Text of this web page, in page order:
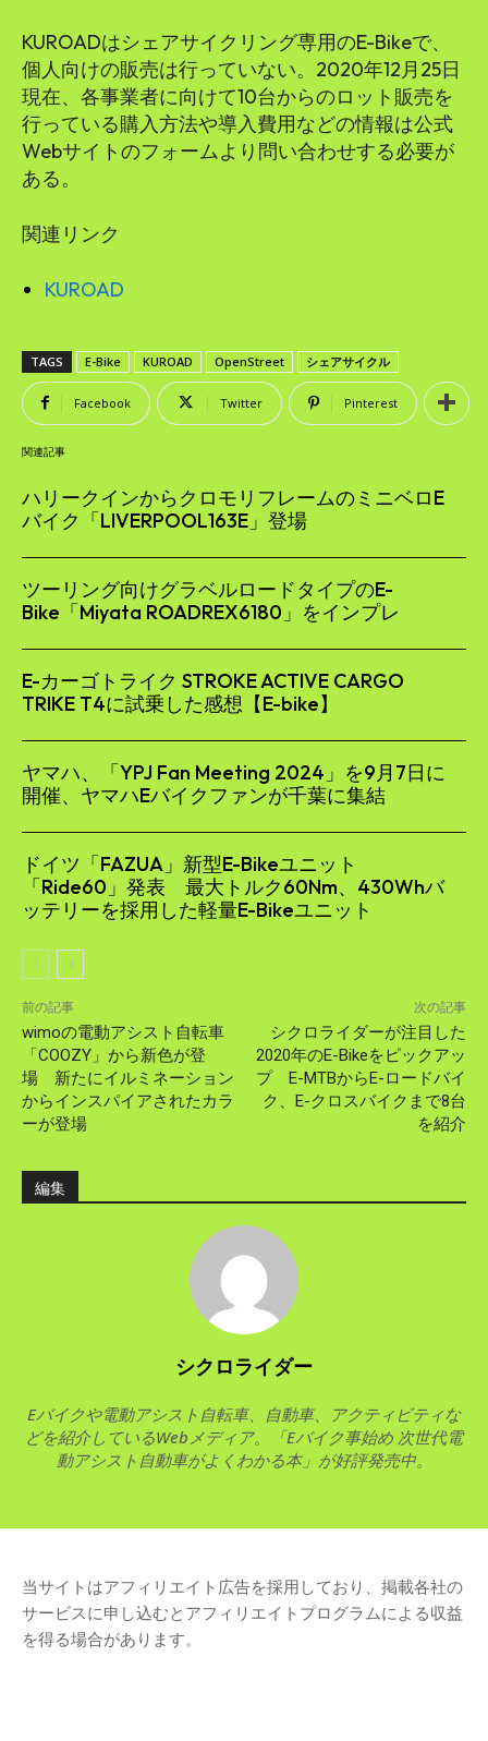
KUROADはシェアサイクリング専⽤のE-Bikeで、
個人向けの販売は行っていない。2020年12月25日
現在、各事業者に向けて10台からのロット販売を
⾏っている購⼊⽅法や導⼊費⽤などの情報は公式
Webサイトのフォームより問い合わせする必要が
ある。
関連リンク
KUROAD
TAGS E-Bike KUROAD OpenStreet シェアサイクル
Facebook Twitter Pinterest
関連記事
ハリークインからクロモリフレームのミニベロE
バイク「LIVERPOOL163E」登場
ツーリング向けグラベルロードタイプのE-
Bike「Miyata ROADREX6180」をインプレ
E-カーゴトライク STROKE ACTIVE CARGO
TRIKE T4に試乗した感想【E-bike】
ヤマハ、「YPJ Fan Meeting 2024」を9月7日に
開催、ヤマハEバイクファンが千葉に集結
ドイツ「FAZUA」新型E-Bikeユニット
「Ride60」発表 最大トルク60Nm、430Whバ
ッテリーを採用した軽量E-Bikeユニット
前の記事
wimoの電動アシスト自転車
「COOZY」から新色が登
場 新たにイルミネーション
からインスパイアされたカラ
ーが登場
次の記事
シクロライダーが注目した
2020年のE-Bikeをピックアッ
プ E-MTBからE-ロードバイ
ク、E-クロスバイクまで8台
を紹介
編集
シクロライダー
Eバイクや電動アシスト自転車、自動車、アクティビティな
どを紹介しているWebメディア。「Eバイク事始め 次世代電
動アシスト自動車がよくわかる本」が好評発売中。
当サイトはアフィリエイト広告を採用しており、掲載各社の
サービスに申し込むとアフィリエイトプログラムによる収益
を得る場合があります。